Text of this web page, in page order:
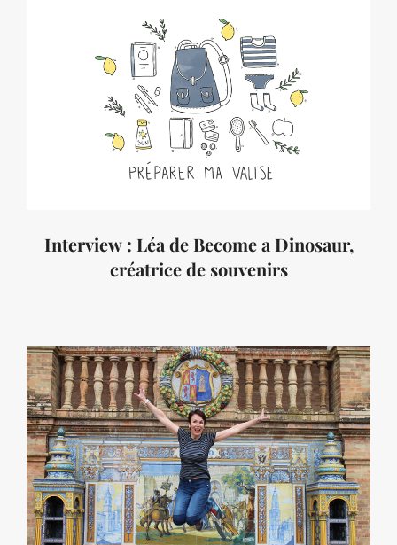
Interview : Léa de Become a Dinosaur,
créatrice de souvenirs